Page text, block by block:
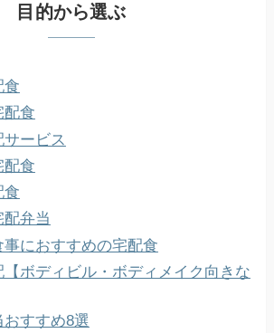
目的から選ぶ
食
配食
ービス
配食
食
弁当
におすすめの宅配食
ボディビル・ボディメイク向きな
すすめ8選